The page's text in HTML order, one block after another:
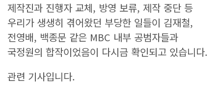
제작진과 진행자 교체, 방영 보류, 제작 중단 등
우리가 생생히 겪어왔던 부당한 일들이 김재철,
전영배, 백종문 같은 MBC 내부 공범자들과
국정원의 합작이었음이 다시금 확인되고 있습니다.
관련 기사입니다.